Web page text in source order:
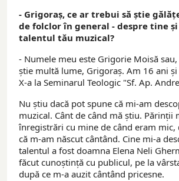
- Grigoraș, ce ar trebui să știe
de folclor în general - despre tine
talentul tău muzical?
- Numele meu este Grigorie Moisă
știe multă lume, Grigoraș. Am 16 ani
X-a la Seminarul Teologic "Sf. Ap.
Nu știu dacă pot spune că mi-am
muzical. Cânt de când mă știu. Părinții
înregistrări cu mine de când eram mic,
că m-am născut cântând. Cine mi-a
talentul a fost doamna Elena Neli
făcut cunoștință cu publicul, pe la
după ce m-a auzit cântând pricesne.